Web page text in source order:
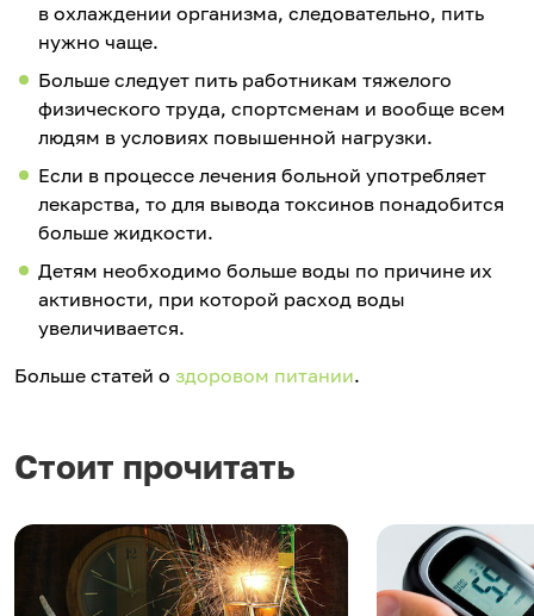
в охлаждении организма, следовательно, пить
нужно чаще.
Больше следует пить работникам тяжелого
физического труда, спортсменам и вообще всем
людям в условиях повышенной нагрузки.
Если в процессе лечения больной употребляет
лекарства, то для вывода токсинов понадобится
больше жидкости.
Детям необходимо больше воды по причине их
активности, при которой расход воды
увеличивается.
Больше статей о здоровом питании.
Стоит прочитать